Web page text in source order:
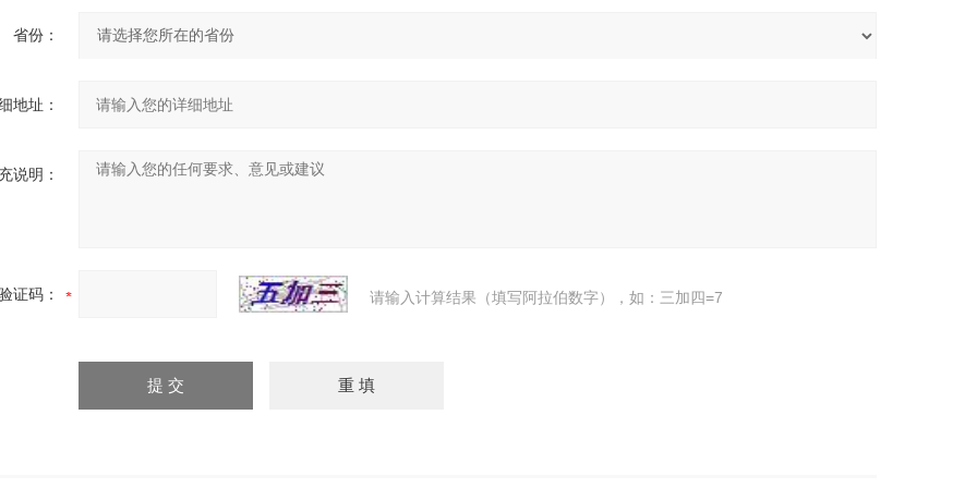
省份：
地址：
说明：
证码： 请输入计算结果（填写阿拉伯数字），如：三加四=7